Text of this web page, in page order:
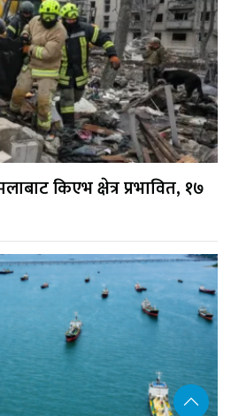
किएभ क्षेत्र प्रभावित, १७